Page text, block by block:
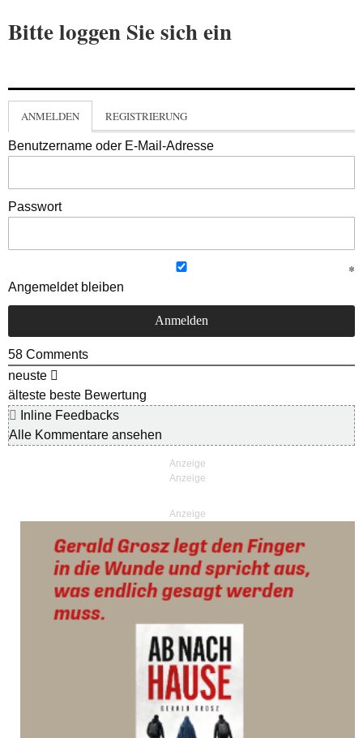
Bitte loggen Sie sich ein
ANMELDEN REGISTRIERUNG
Benutzername oder E-Mail-Adresse
Passwort
Angemeldet bleiben
58 Comments
neuste
älteste beste Bewertung
Inline Feedbacks
Alle Kommentare ansehen
Anzeige